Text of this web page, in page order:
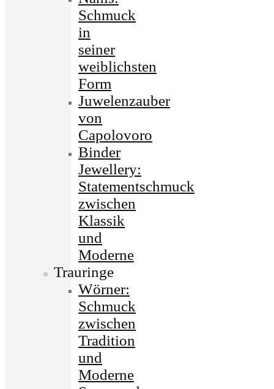
Schmuck
in
seiner
weiblichsten
Form
Juwelenzauber
von
Capolovoro
Binder
Jewellery:
Statementschmuck
zwischen
Klassik
und
Moderne
Trauringe
Wörner:
Schmuck
zwischen
Tradition
und
Moderne